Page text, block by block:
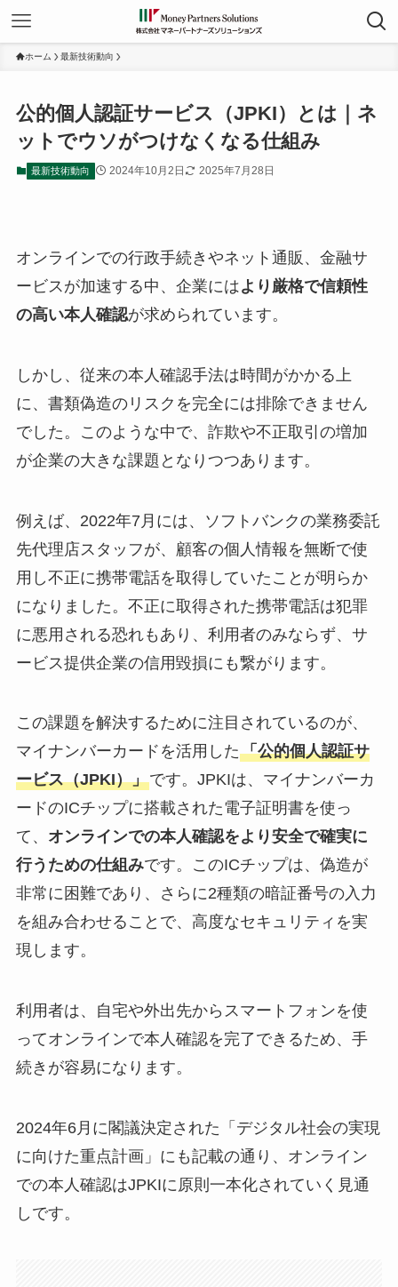
ホーム 最新技術動向
公的個人認証サービス（JPKI）とは｜ネ
ットでウソがつけなくなる仕組み
最新技術動向 2024年10月2日 2025年7月28日
オンラインでの行政手続きやネット通販、金融サ
ービスが加速する中、企業にはより厳格で信頼性
の高い本人確認が求められています。
しかし、従来の本人確認手法は時間がかかる上
に、書類偽造のリスクを完全には排除できません
でした。このような中で、詐欺や不正取引の増加
が企業の大きな課題となりつつあります。
例えば、2022年7月には、ソフトバンクの業務委託
先代理店スタッフが、顧客の個人情報を無断で使
用し不正に携帯電話を取得していたことが明らか
になりました。不正に取得された携帯電話は犯罪
に悪用される恐れもあり、利用者のみならず、サ
ービス提供企業の信用毀損にも繋がります。
この課題を解決するために注目されているのが、
マイナンバーカードを活用した「公的個人認証サ
ービス（JPKI）」です。JPKIは、マイナンバーカ
ードのICチップに搭載された電子証明書を使っ
て、 オンラインでの本人確認をより安全で確実に
行うための仕組みです。このICチップは、偽造が
非常に困難であり、さらに2種類の暗証番号の入力
を組み合わせることで、高度なセキュリティを実
現します。
利用者は、自宅や外出先からスマートフォンを使
ってオンラインで本人確認を完了できるため、手
続きが容易になります。
2024年6月に閣議決定された「デジタル社会の実現
に向けた重点計画」にも記載の通り、オンライン
での本人確認はJPKIに原則一本化されていく見通
しです。